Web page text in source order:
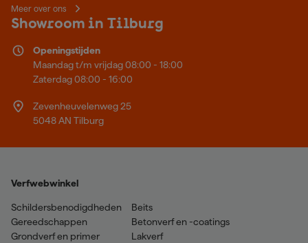
Meer over ons
Showroom in Tilburg
Openingstijden
Maandag t/m vrijdag 08:00 - 18:00
Zaterdag 08:00 - 16:00
Zevenheuvelenweg 25
5048 AN Tilburg
Verfwebwinkel
Schildersbenodigdheden
Gereedschappen
Grondverf en primer
Beits
Betonverf en -coatings
Lakverf